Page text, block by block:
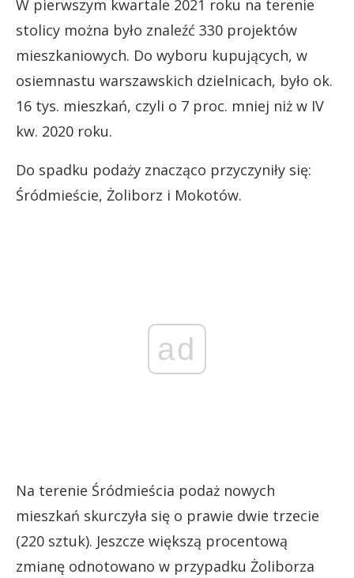
W pierwszym kwartale 2021 roku na terenie
stolicy można było znaleźć 330 projektów
mieszkaniowych. Do wyboru kupujących, w
osiemnastu warszawskich dzielnicach, było ok.
16 tys. mieszkań, czyli o 7 proc. mniej niż w IV
kw. 2020 roku.
Do spadku podaży znacząco przyczyniły się:
Śródmieście, Żoliborz i Mokotów.
ad
Na terenie Śródmieścia podaż nowych
mieszkań skurczyła się o prawie dwie trzecie
(220 sztuk). Jeszcze większą procentową
zmianę odnotowano w przypadku Żoliborza